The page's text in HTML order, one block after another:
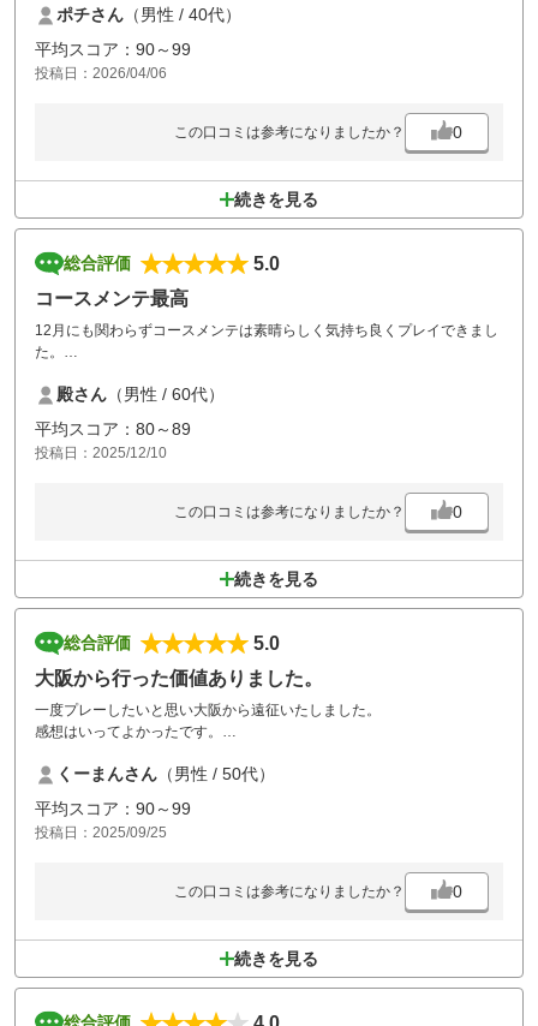
ポチさん （男性 / 40代）
平均スコア：90～99
投稿日：2026/04/06
この口コミは参考になりましたか？ 0
続きを見る
総合評価
5.0
コースメンテ最高
12月にも関わらずコースメンテは素晴らしく気持ち良くプレイできまし
た。
食事は冬限定らしいですが選択肢はあり問題はありません。
クローズになるまで通わせていただきます。
殿さん （男性 / 60代）
平均スコア：80～89
投稿日：2025/12/10
この口コミは参考になりましたか？ 0
続きを見る
総合評価
5.0
大阪から行った価値ありました。
一度プレーしたいと思い大阪から遠征いたしました。
感想はいってよかったです。
当日は大きなコンペも入ってたようですが
ガチャガチャさることなくスマートな進行でさすがと思いました。
また機会あれば行ってみたいゴルフ場となりました。
くーまんさん （男性 / 50代）
平均スコア：90～99
投稿日：2025/09/25
この口コミは参考になりましたか？ 0
続きを見る